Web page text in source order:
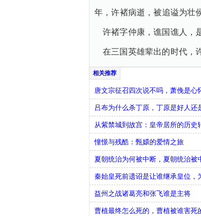
年，许褚病逝，被追谥为壮
许褚字仲康，谯国谯人，
在三国英雄辈出的时代，
唐文宗征召四次说不吗，萧俛是心
吕布为什么杀丁原，丁原是好人还
从紫禁城到故宫：皇帝居所的历史
憧憬与残酷：甄嬛的爱情之旅
夏朝统治为何被中断，夏朝统治被
秦始皇死前遗诏是让谁继承皇位，
益州之战诸葛亮和张飞谁是主将
曹植最终怎么死的，曹植被谁害死